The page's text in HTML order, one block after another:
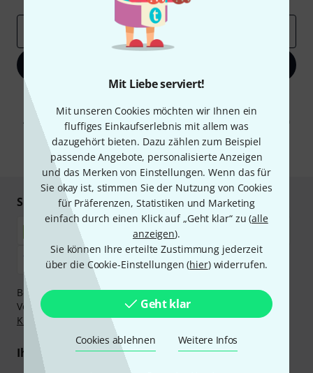
Mit Liebe serviert!
Mit unseren Cookies möchten wir Ihnen ein
fluffiges Einkaufserlebnis mit allem was
dazugehört bieten. Dazu zählen zum Beispiel
passende Angebote, personalisierte Anzeigen
und das Merken von Einstellungen. Wenn das für
Sie okay ist, stimmen Sie der Nutzung von Cookies
für Präferenzen, Statistiken und Marketing
einfach durch einen Klick auf „Geht klar“ zu (alle
anzeigen).
Sie können Ihre erteilte Zustimmung jederzeit
über die Cookie-Einstellungen (hier) widerrufen.
Geht klar
Cookies ablehnen Weitere Infos
Mit Klick auf „Jetzt anmelden“ stimmen Sie dem Erhalt von E-Mail-
Werbung und einer Messung des E-Mail-Nutzungsverhaltens zu. Die
Abmeldung ist jederzeit möglich. Weitere Informationen finden Sie in
unserenDatenschutzhinweisen.
* Pflichtfeld
Sicher einkaufen & bezahlen
Bezahlen Sie vertraulich und sicher per Nachnahme,
Vorkasse, PayPal, Amazon Pay,Klarna Sofort bezahlen
,
Klarna Ratenzahlungoder Kreditkarte.
Ihre Vorteile